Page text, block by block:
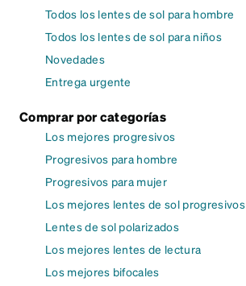
Todos los lentes de sol para hombre
Todos los lentes de sol para niños
Novedades
Entrega urgente
Comprar por categorías
Los mejores progresivos
Progresivos para hombre
Progresivos para mujer
Los mejores lentes de sol progresivos
Lentes de sol polarizados
Los mejores lentes de lectura
Los mejores bifocales